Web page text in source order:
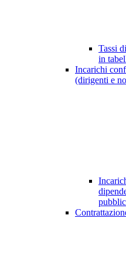
Tassi
in
Incarichi
(dirigenti e